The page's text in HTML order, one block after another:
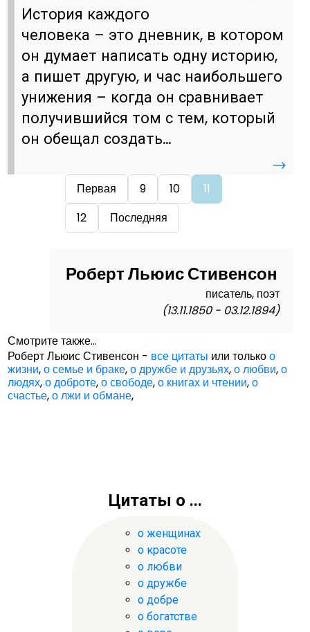
История каждого
человека – это дневник, в котором
он думает написать одну историю,
а пишет другую, и час наибольшего
унижения – когда он сравнивает
получившийся том с тем, который
он обещал создать…
→
Первая 9 10
11
12
Последняя
Роберт Льюис Стивенсон
писатель, поэт
(13.11.1850 - 03.12.1894)
Смотрите также...
Роберт Льюис Стивенсон - все цитаты или толькоо
жизни,о семье и браке,о дружбе и друзьях,о любви,о
людях,о доброте,о свободе,о книгах и чтении,о
счастье,о лжи и обмане,
Цитаты о ...
о женщинах
о красоте
о любви
о дружбе
о добре
о богатстве